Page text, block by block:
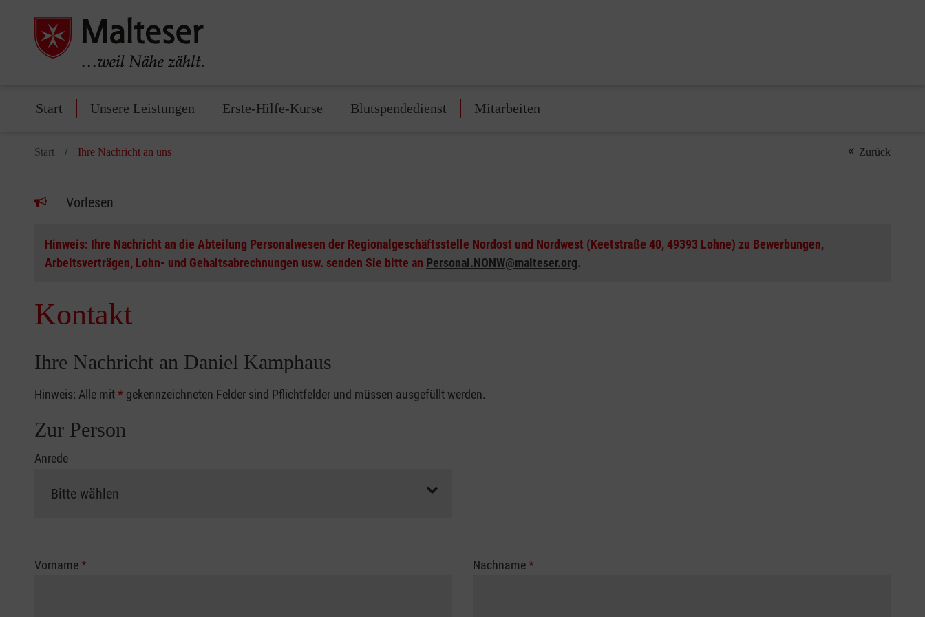
Start Unsere Leistungen Erste-Hilfe-Kurse Blutspendedienst Mitarbeiten
Start Ihre Nachricht an uns Zurück
Vorlesen
Hinweis: Ihre Nachricht an die Abteilung Personalwesen der Regionalgeschäftsstelle Nordost und Nordwest (Keetstraße 40, 49393 Lohne) zu Bewerbungen,
Arbeitsverträgen, Lohn- und Gehaltsabrechnungen usw. senden Sie bitte an Personal.NONW@malteser.org.
Kontakt
Ihre Nachricht an Daniel Kamphaus
Hinweis: Alle mit* gekennzeichneten Felder sind Pflichtfelder und müssen ausgefüllt werden.
Zur Person
Anrede
Vorname* Nachname*